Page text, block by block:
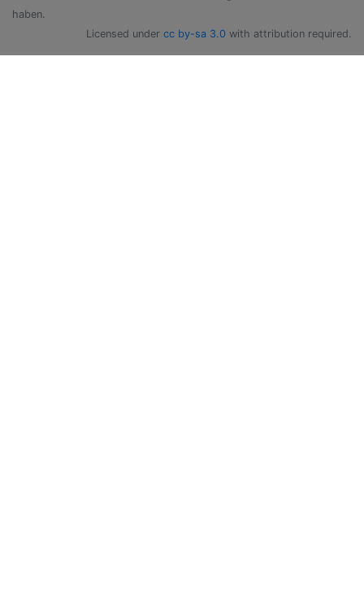
haben.
Licensed under cc by-sa 3.0 with attribution required.